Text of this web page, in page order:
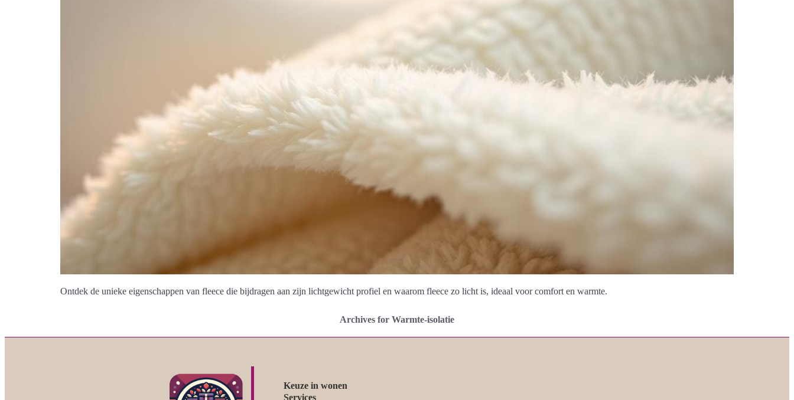
Ontdek de unieke eigenschappen van fleece die bijdragen aan zijn lichtgewicht profiel en waarom fleece zo licht is, ideaal voor comfort en warmte.
Archives for Warmte-isolatie
Keuze in wonen
Services